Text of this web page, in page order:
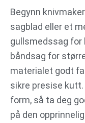
Begynn
sagblad eller et
gullsmedssag for
båndsag for
materialet godt
sikre presise kutt.
form, så ta deg
på den